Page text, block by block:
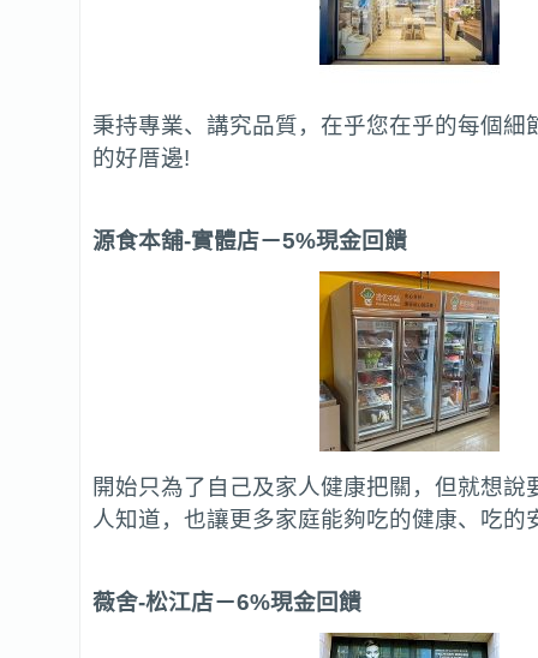
秉持專業、講究品質，在乎您在乎的每個細
的好厝邊!
源食本舖-實體店－5%現金回饋
開始只為了自己及家人健康把關，但就想說
人知道，也讓更多家庭能夠吃的健康、吃的
薇舍-松江店－6%現金回饋